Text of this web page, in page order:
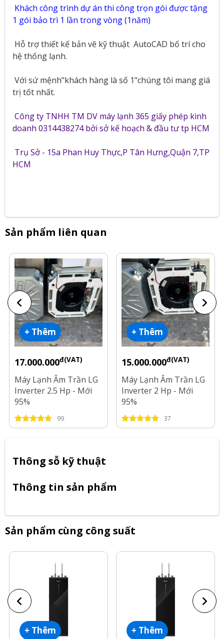
Khách công trình dự án thi công trọn gói được tặng
1 gói bảo trì 1 lần trong vòng (1năm)
Hỗ trợ thiết kế bản vẽ kỹ thuật AutoCAD bố trí cho
hệ thống lạnh.
Với sứ mệnh"khách hàng là số 1"chúng tôi mang giá
trị tốt nhất.
Công ty TNHH TM DV máy lạnh 365 giấy phép kinh
doanh 0314438274 bởi sở kế hoạch & đầu tư tp HCM
Trụ Sở - 15a Phan Huy Thực,P Tân Hưng,Quận 7,TP
HCM
Sản phẩm liên quan
+ Thêm
17.000.000đ(VAT)
Máy Lạnh Âm Trần LG
Inverter 2.5 Hp - Mới
95%
99
+ Thêm
15.000.000đ(VAT)
Máy Lạnh Âm Trần LG
Inverter 2 Hp - Mới
95%
37
Thông sỗ kỹ thuật
Thông tin sản phẩm
Sản phẩm cùng công suất
+ Thêm + Thêm